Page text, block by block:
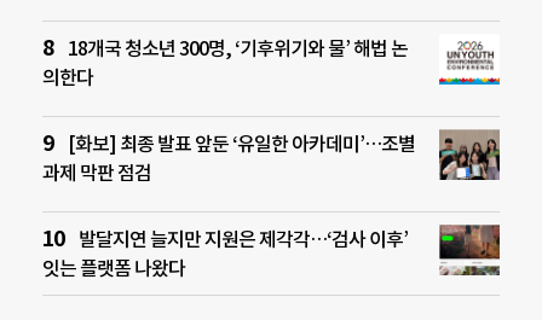
18개국 청소년 300명, ‘기후위기와 물’ 해법 논
의한다
[화보] 최종 발표 앞둔 ‘유일한 아카데미’…조별
과제 막판 점검
발달지연 늘지만 지원은 제각각…‘검사 이후’
잇는 플랫폼 나왔다